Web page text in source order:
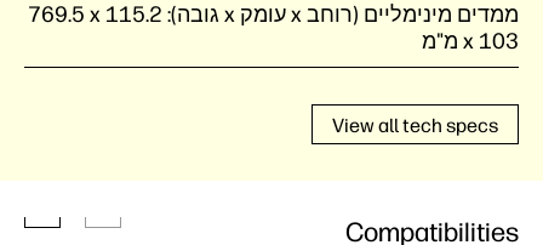
ממדים מינימליים (רוחב x עומק x גובה):
‎769.5 x 115.2
x 103 מ"מ
View all tech specs
Compatibilities